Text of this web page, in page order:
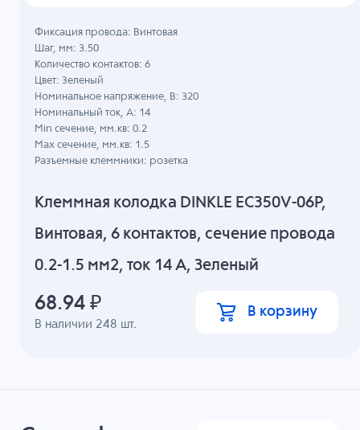
Клеммная колодка DINKLE EC350V-06P,
Винтовая, 6 контактов, сечение провода
0.2-1.5 мм2, ток 14 A, Зеленый
В наличии 248 шт.
Фиксация провода: Винтовая
Шаг, мм: 3.50
Количество контактов: 6
Цвет: Зеленый
Номинальное напряжение, B: 320
Номинальный ток, А: 14
Min сечение, мм.кв: 0.2
Max сечение, мм.кв: 1.5
Разъемные клеммники: розетка
68.94 ₽ В корзину